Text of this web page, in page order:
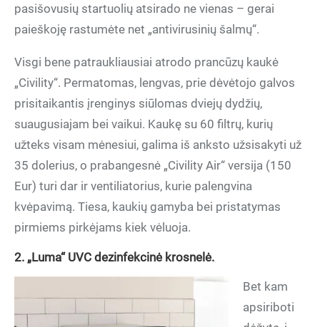
pasišovusių startuolių atsirado ne vienas – gerai
paieškoję rastumėte net „antivirusinių šalmų“.
Visgi bene patraukliausiai atrodo prancūzų kaukė
„Civility“. Permatomas, lengvas, prie dėvėtojo galvos
prisitaikantis įrenginys siūlomas dviejų dydžių,
suaugusiajam bei vaikui. Kaukę su 60 filtrų, kurių
užteks visam mėnesiui, galima iš anksto užsisakyti už
35 dolerius, o prabangesnė „Civility Air“ versija (150
Eur) turi dar ir ventiliatorius, kurie palengvina
kvėpavimą. Tiesa, kaukių gamyba bei pristatymas
pirmiems pirkėjams kiek vėluoja.
2. „Luma“ UVC dezinfekcinė krosnelė.
Bet kam
apsiriboti